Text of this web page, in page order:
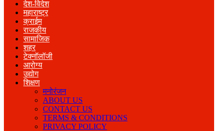
देश-विदेश
महाराष्ट्र
क्राईम
राजकीय
सामाजिक
शहर
टेक्नॉलॉजी
आरोग्य
उद्योग
शिक्षण
मनोरंजन
ABOUT US
CONTACT US
TERMS & CONDITIONS
PRIVACY POLICY